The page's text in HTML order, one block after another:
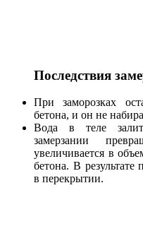
Последствия
При заморозках
бетона, и он не
Вода в теле
замерзании
увеличивается в
бетона. В
в перекрытии.